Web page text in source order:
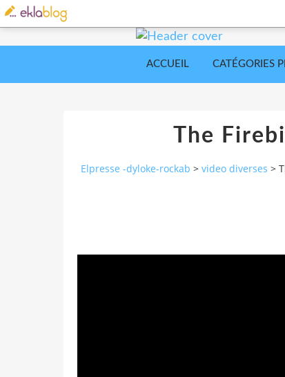
ACCUEIL CATÉGORIES
The
Elpresse -dyloke-rockab > video diverses >